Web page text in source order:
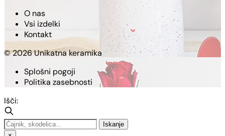
O nas
Vsi izdelki
Kontakt
© 2026 Unikatna keramika
Splošni pogoji
Politika zasebnosti
Išči:
Iskanje